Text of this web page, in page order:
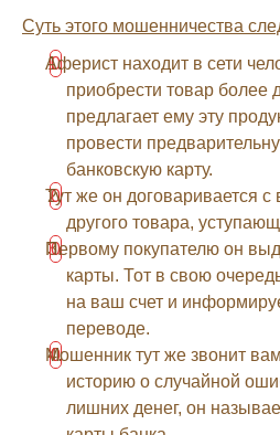
Суть этого мошенничества
Аферист находит в сети
приобрести товар более
предлагает ему эту
провести
банковскую карту.
Тут же он договаривается
другого товара,
Первому покупателю он
карты. Тот в свою
на ваш счет и
переводе.
Мошенник тут же звонит
историю о случайной
лишних денег, он